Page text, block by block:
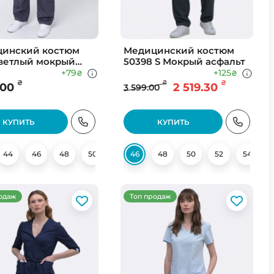
62
костюм
мокрый
₴
+79₴
КУПИТЬ
44 46 48 50 52 54
Медицинский костюм
50398 S Мокрый асфальт
3 599.00 ₴ 2 519.30 ₴
+125₴
КУПИТЬ
46 48 50 52 54
Топ продаж